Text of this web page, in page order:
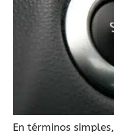
En términos simples,